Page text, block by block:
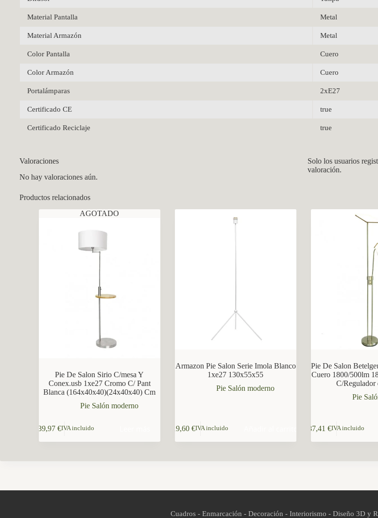
Material Pantalla Metal
Material Armazón Metal
Color Pantalla Cuero
Color Armazón Cuero
Portalámparas 2xE27
Certificado CE true
Certificado Reciclaje true
Valoraciones
No hay valoraciones aún.
Solo los usuarios
valoración.
Productos relacionados
AGOTADO
Pie De Salon Sirio C/mesa Y
Conex.usb 1xe27 Cromo C/ Pant
Blanca (164x40x40)(24x40x40) Cm
Pie Salón moderno
139,97€IVA incluido
Armazon Pie Salon Serie Imola Blanco
1xe27 130x55x55
Pie Salón moderno
19,60€IVA incluido
Pie De Salon
Cuero 1800/500lm
C/Regulador
Pie
87,41€IVA incluido
Cuadros - Enmarcación - Decoración - Interiorismo - Diseño 3D y